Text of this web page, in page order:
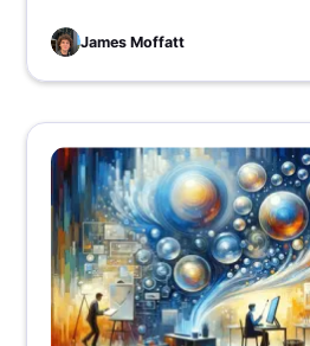
relaciones y aumentar la
James Moffatt